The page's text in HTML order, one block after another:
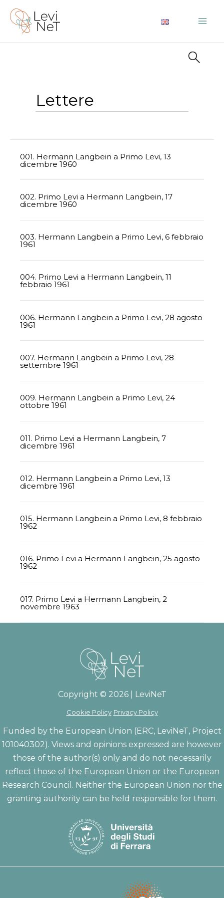
contenuto
Lettere
001. Hermann Langbein a Primo Levi, 13
dicembre 1960
002. Primo Levi a Hermann Langbein, 17
dicembre 1960
003. Hermann Langbein a Primo Levi, 6 febbraio
1961
004. Primo Levi a Hermann Langbein, 11
febbraio 1961
006. Hermann Langbein a Primo Levi, 28 agosto
1961
007. Hermann Langbein a Primo Levi, 28
settembre 1961
009. Hermann Langbein a Primo Levi, 24
ottobre 1961
011. Primo Levi a Hermann Langbein, 7
dicembre 1961
012. Hermann Langbein a Primo Levi, 13
dicembre 1961
015. Hermann Langbein a Primo Levi, 8 febbraio
1962
016. Primo Levi a Hermann Langbein, 25 agosto
1962
017. Primo Levi a Hermann Langbein, 2
novembre 1963
Copyright © 2026 | LeviNeT
Cookie Policy Privacy Policy
Funded by the European Union (ERC, LeviNeT, Project
101040302). Views and opinions expressed are however
those of the author(s) only and do not necessarily
reflect those of the European Union or the European
Research Council. Neither the European Union nor the
granting authority can be held responsible for them.